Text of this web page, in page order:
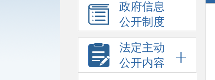
政府信息
公开制度
法定主动
公开内容